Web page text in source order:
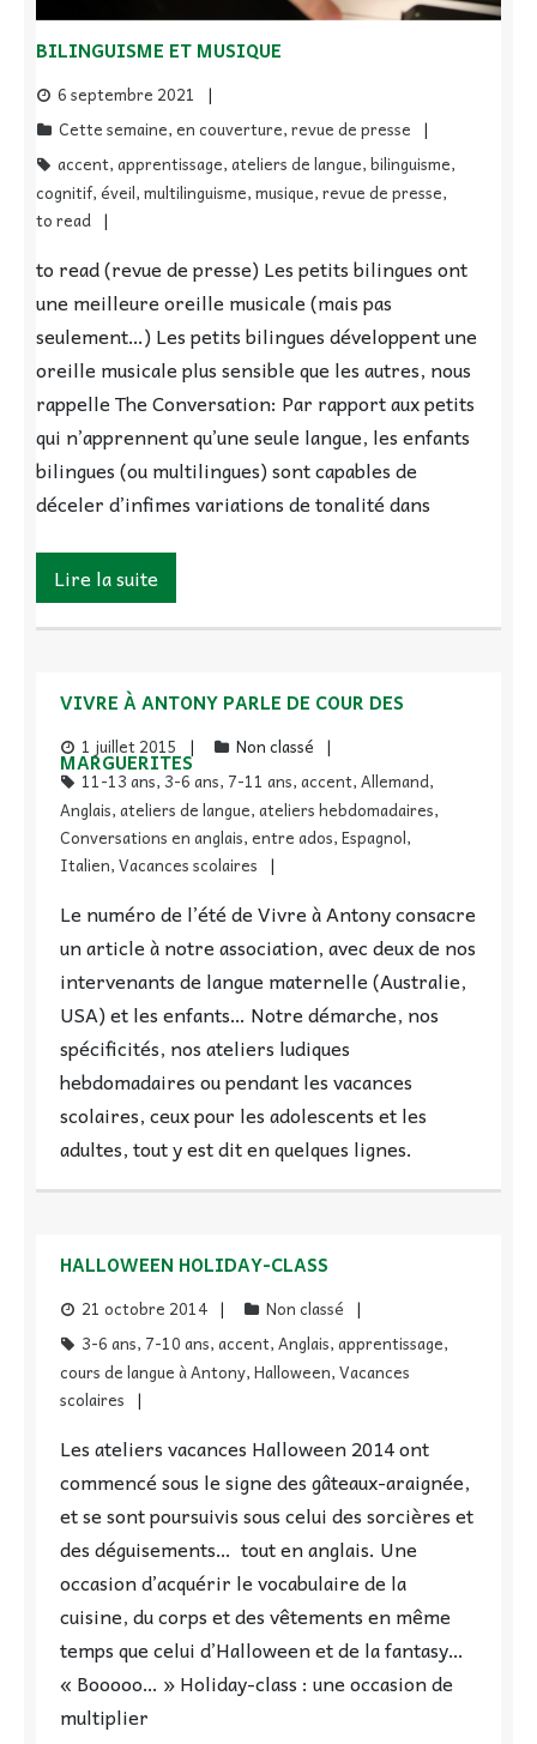
BILINGUISME ET MUSIQUE
6 septembre 2021
Cette semaine,en couverture,revue de presse
accent,apprentissage,ateliers de langue,bilinguisme,
cognitif,éveil,multilinguisme,musique,revue de presse,
to read
to read (revue de presse) Les petits bilingues ont
une meilleure oreille musicale (mais pas
seulement…) Les petits bilingues développent une
oreille musicale plus sensible que les autres, nous
rappelle The Conversation: Par rapport aux petits
qui n’apprennent qu’une seule langue, les enfants
bilingues (ou multilingues) sont capables de
déceler d’infimes variations de tonalité dans
Lire la suite
VIVRE À ANTONY PARLE DE COUR DES
MARGUERITES
1 juillet 2015
Non classé
11-13 ans, 3-6 ans, 7-11 ans,accent,Allemand,
Anglais,ateliers de langue,ateliers hebdomadaires,
Conversations en anglais,entre ados,Espagnol,
Italien,Vacances scolaires
Le numéro de l’été de Vivre à Antony consacre
un article à notre association, avec deux de nos
intervenants de langue maternelle (Australie,
USA) et les enfants… Notre démarche, nos
spécificités, nos ateliers ludiques
hebdomadaires ou pendant les vacances
scolaires, ceux pour les adolescents et les
adultes, tout y est dit en quelques lignes.
HALLOWEEN HOLIDAY-CLASS
21 octobre 2014
Non classé
3-6 ans, 7-10 ans,accent,Anglais,apprentissage,
cours de langue à Antony,Halloween,Vacances
scolaires
Les ateliers vacances Halloween 2014 ont
commencé sous le signe des gâteaux-araignée,
et se sont poursuivis sous celui des sorcières et
des déguisements… tout en anglais. Une
occasion d’acquérir le vocabulaire de la
cuisine, du corps et des vêtements en même
temps que celui d’Halloween et de la fantasy…
« Booooo… » Holiday-class : une occasion de
multiplier